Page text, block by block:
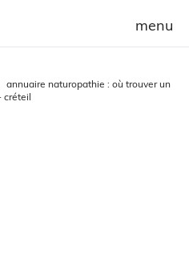
annuaire naturopathie : où trouver un
créteil